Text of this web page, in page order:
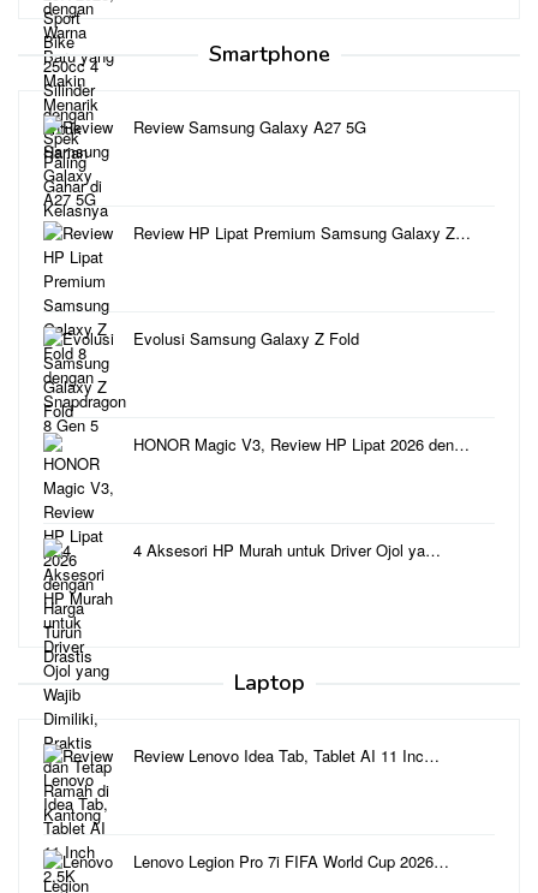
Smartphone
Review Samsung Galaxy A27 5G
Review HP Lipat Premium Samsung Galaxy Z…
Evolusi Samsung Galaxy Z Fold
HONOR Magic V3, Review HP Lipat 2026 den…
4 Aksesori HP Murah untuk Driver Ojol ya…
Laptop
Review Lenovo Idea Tab, Tablet AI 11 Inc…
Lenovo Legion Pro 7i FIFA World Cup 2026…